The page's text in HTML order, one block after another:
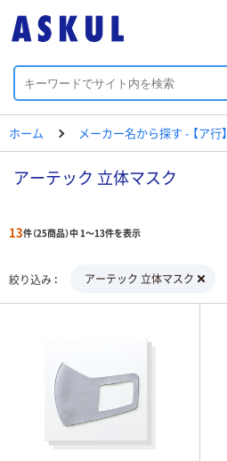
ホーム メーカー名から探す - 【ア行】
アーテック 立体マスク
13件（25商品）中 1～13件を表示
絞り込み アーテック 立体マスク